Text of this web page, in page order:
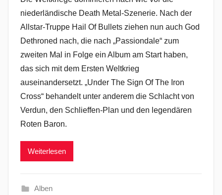
niederländische Death Metal-Szenerie. Nach der
Allstar-Truppe Hail Of Bullets ziehen nun auch God
Dethroned nach, die nach „Passiondale“ zum
zweiten Mal in Folge ein Album am Start haben,
das sich mit dem Ersten Weltkrieg
auseinandersetzt. „Under The Sign Of The Iron
Cross“ behandelt unter anderem die Schlacht von
Verdun, den Schlieffen-Plan und den legendären
Roten Baron.
Weiterlesen
Alben